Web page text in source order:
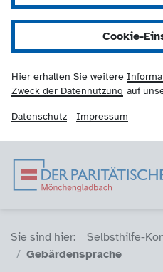
Cookie-
Hier erhalten Sie weitere
Zweck der Datennutzung auf
Datenschutz Impressum
Der
Navigation
Sie sind hier (Breadcrumb)
Sie sind hier:
Selbsthilfe-
Gebärdensprache